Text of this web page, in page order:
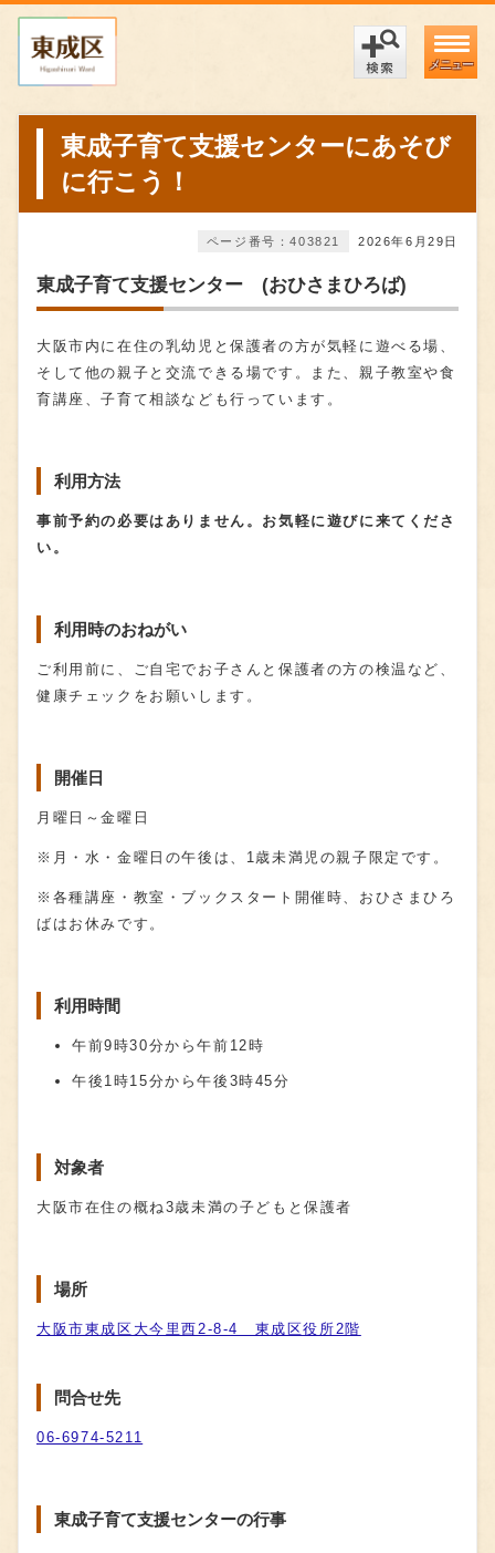
メニュー
東成子育て支援センターにあそび
に行こう！
2026年6月29日
ページ番号：403821
東成子育て支援センター (おひさまひろば)
大阪市内に在住の乳幼児と保護者の方が気軽に遊べる場、
そして他の親子と交流できる場です。また、親子教室や食
育講座、子育て相談なども行っています。
利用方法
事前予約の必要はありません。お気軽に遊びに来てくださ
い。
利用時のおねがい
ご利用前に、ご自宅でお子さんと保護者の方の検温など、
健康チェックをお願いします。
開催日
月曜日～金曜日
※月・水・金曜日の午後は、1歳未満児の親子限定です。
※各種講座・教室・ブックスタート開催時、おひさまひろ
ばはお休みです。
利用時間
午前9時30分から午前12時
午後1時15分から午後3時45分
対象者
大阪市在住の概ね3歳未満の子どもと保護者
場所
大阪市東成区大今里西2-8-4 東成区役所2階
問合せ先
06-6974-5211
東成子育て支援センターの行事